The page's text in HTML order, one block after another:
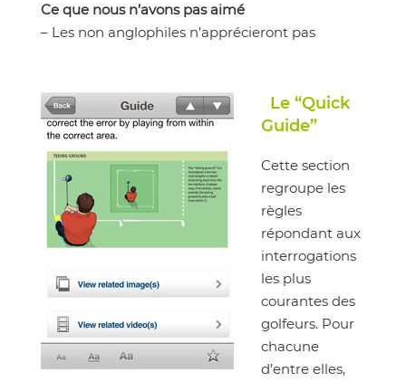
Ce que nous n’avons pas aimé
– Les non anglophiles n’apprécieront pas
Le “Quick
Guide”
Cette section
regroupe les
règles
répondant aux
interrogations
les plus
courantes des
golfeurs. Pour
chacune
d’entre elles,